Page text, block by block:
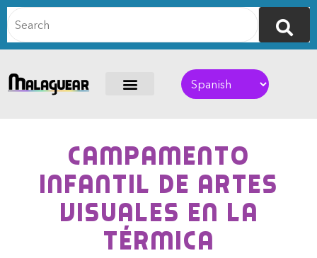
Campamento
infantil de Artes
Visuales en La
Térmica